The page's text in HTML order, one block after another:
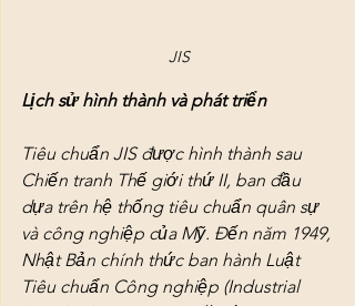
JIS
Lịch sử hình thành và phát triển
Tiêu chuẩn JIS được hình thành sau
Chiến tranh Thế giới thứ II, ban đầu
dựa trên hệ thống tiêu chuẩn quân sự
và công nghiệp của Mỹ. Đến năm 1949,
Nhật Bản chính thức ban hành Luật
Tiêu chuẩn Công nghiệp (Industrial